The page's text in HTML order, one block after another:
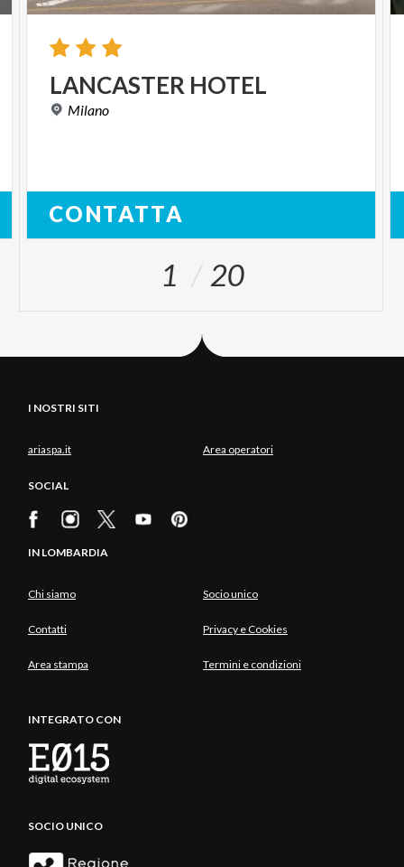
LANCASTER HOTEL
Milano
CONTATTA
1 20
I NOSTRI SITI
ariaspa.it Area operatori
SOCIAL
IN LOMBARDIA
Chi siamo Socio unico
Contatti Privacy e Cookies
Area stampa Termini e condizioni
INTEGRATO CON
SOCIO UNICO